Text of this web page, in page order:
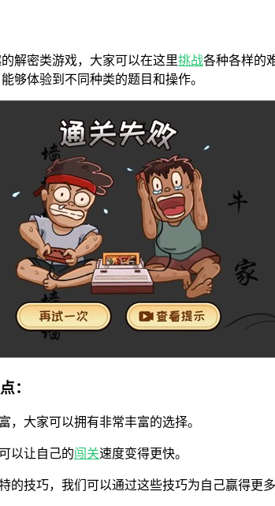
解密类游戏，大家可以在这里挑战各种各样的
够体验到不同种类的题目和操作。
：
，大家可以拥有非常丰富的选择。
以让自己的闯关速度变得更快。
的技巧，我们可以通过这些技巧为自己赢得更多